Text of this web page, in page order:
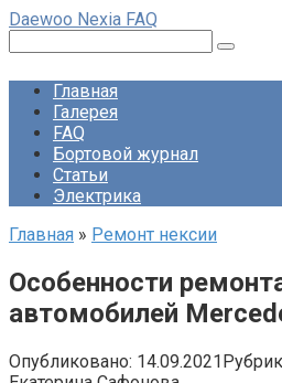
Перейти
контенту
Daewoo Nexia FAQ
Главная
Галерея
FAQ
Бортовой журнал
Статьи
Электрика
Главная » Ремонт нексии
Особенности
автомобилей
Опубликовано: 14.09.2021